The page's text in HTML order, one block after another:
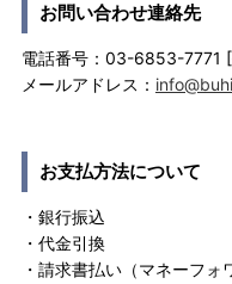
お問い合わせ連絡先
電話番号：03-6853-7771
メールアドレス：
お支払方法について
・銀行振込
・代金引換
・請求書払い（マネーフ